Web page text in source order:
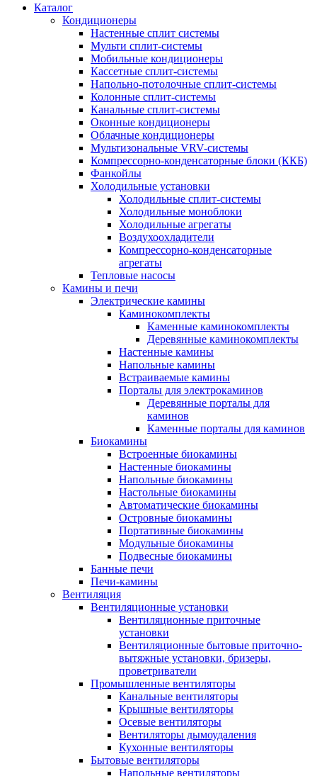
Каталог
Кондиционеры
Настенные сплит системы
Мульти сплит-системы
Мобильные кондиционеры
Кассетные сплит-системы
Напольно-потолочные сплит-системы
Колонные сплит-системы
Канальные сплит-системы
Оконные кондиционеры
Облачные кондиционеры
Мультизональные VRV-системы
Компрессорно-конденсаторные блоки (ККБ)
Фанкойлы
Холодильные установки
Холодильные сплит-системы
Холодильные моноблоки
Холодильные агрегаты
Воздухоохладители
Компрессорно-конденсаторные
агрегаты
Тепловые насосы
Камины и печи
Электрические камины
Каминокомплекты
Каменные каминокомплекты
Деревянные каминокомплекты
Настенные камины
Напольные камины
Встраиваемые камины
Порталы для электрокаминов
Деревянные порталы для
каминов
Каменные порталы для каминов
Биокамины
Встроенные биокамины
Настенные биокамины
Напольные биокамины
Настольные биокамины
Автоматические биокамины
Островные биокамины
Портативные биокамины
Модульные биокамины
Подвесные биокамины
Банные печи
Печи-камины
Вентиляция
Вентиляционные установки
Вентиляционные приточные
установки
Вентиляционные бытовые приточно-
вытяжные установки, бризеры,
проветриватели
Промышленные вентиляторы
Канальные вентиляторы
Крышные вентиляторы
Осевые вентиляторы
Вентиляторы дымоудаления
Кухонные вентиляторы
Бытовые вентиляторы
Напольные вентиляторы